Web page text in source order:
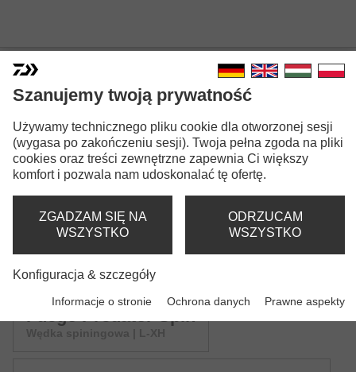
FUEGO PREDATOR SPIN
Ostrzeżenia bezpieczeństwa GPSR (PDF)
Wersje modeli: 3
Fuego Predator Spin
Wędka spiningowa | L-XH
Szanujemy twoją prywatność
Używamy technicznego pliku cookie dla otworzonej sesji
(wygasa po zakończeniu sesji). Twoja pełna zgoda na pliki
cookies oraz treści zewnętrzne zapewnia Ci większy
komfort i pozwala nam udoskonalać tę ofertę.
ZGADZAM SIĘ NA
WSZYSTKO
ODRZUCAM
WSZYSTKO
Konfiguracja & szczegóły
Informacje o stronie Ochrona danych Prawne aspekty